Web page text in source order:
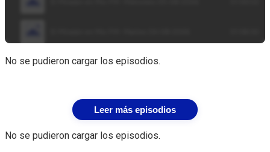
No se pudieron cargar los episodios.
Leer más episodios
No se pudieron cargar los episodios.